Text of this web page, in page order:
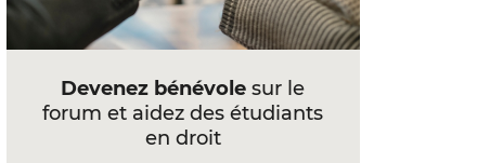
Devenez bénévole sur le
forum et aidez des étudiants
en droit